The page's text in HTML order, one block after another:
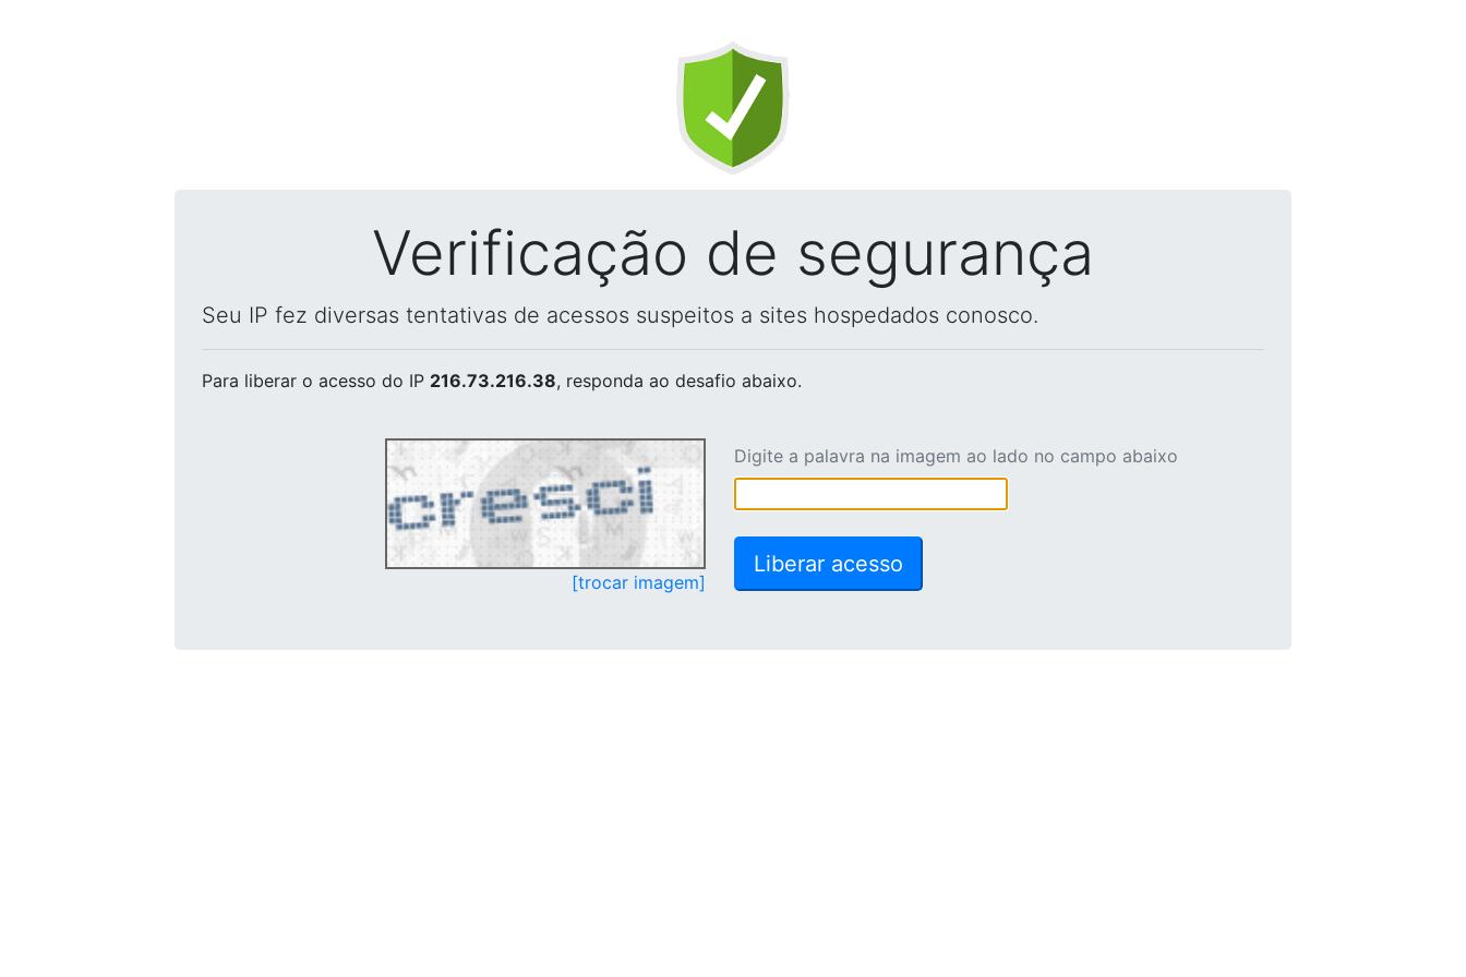
Verificação de segurança
Seu IP fez diversas tentativas de acessos suspeitos a sites hospedados conosco.
Para liberar o acesso do IP 216.73.216.38, responda ao desafio abaixo.
[trocar imagem]
Digite a palavra na imagem ao lado no campo abaixo